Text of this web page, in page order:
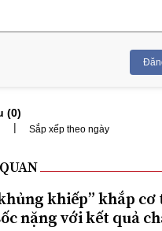
(0)
| Sắp xếp theo ngày
khiếp” khắp cơ
nặng với kết quả